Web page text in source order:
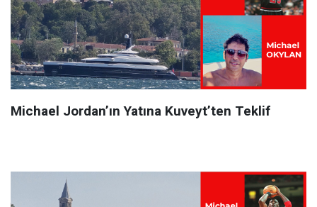
Michael Jordan’ın Yatına Kuveyt’ten Teklif